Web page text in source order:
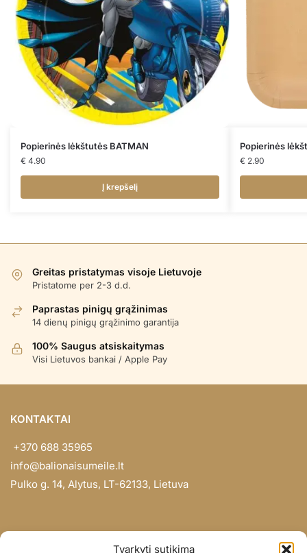
Tvarkyti sutikimą
Popierinės lėkštutės BATMAN
€ 4.90
Į krepšelį
Popierinės
€ 2.90
Greitas pristatymas visoje Lietuvoje
Pristatome per 2-3 d.d.
Paprastas pinigų grąžinimas
14 dienų pinigų grąžinimo garantija
100% Saugus atsiskaitymas
Visi Lietuvos bankai / Apple Pay
KONTAKTAI
+370 688 35965
info@balionaisumeile.lt
Pulko g. 14, Alytus, LT-62133, Lietuva